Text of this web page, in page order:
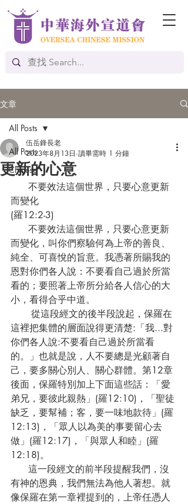
文章
All Posts
Chinese
All Posts
更新的心意
伍岳鋒長老
2023年8月13日 讀畢需時 1 分鐘
而變化
(羅12:2-3)
而變化，叫你們察驗何為上帝的善良、
純全、可喜悅的旨意。我憑著所賜我的
恩對你們各人說：不要看自己過於所當
看的；要照著上帝所分給各人信心的大
小，看得合乎中道。
這裡把集體的層面說得更清楚:「我...對
你們各人說:不要看自己過於所當看
的。」也就是說，人不要總是光顧著自
己，要多關心別人、關心群體。第12章
後面，保羅特別加上下面這些話：「愛
弟兄，要彼此親熱」(羅12:10)，「聖徒
缺乏，要幫補；客，要一味地款待」(羅
12:13)，「眾人以為美的事要留心去
做」(羅12:17)，「與眾人和睦」(羅
12:18)。
有神的恩典，我們無法為他人著想。就
像保羅在第一章裡提到的，上帝任憑人